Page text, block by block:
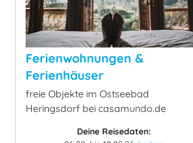
Ferienwohnungen &
Ferienhäuser
freie Objekte im Ostseebad
Heringsdorf bei casamundo.de
Deine Reisedaten: